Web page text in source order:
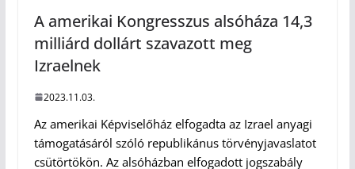
A amerikai Kongresszus alsóháza 14,3
milliárd dollárt szavazott meg
Izraelnek
2023.11.03.
Az amerikai Képviselőház elfogadta az Izrael anyagi
támogatásáról szóló republikánus törvényjavaslatot
csütörtökön. Az alsóházban elfogadott jogszabály